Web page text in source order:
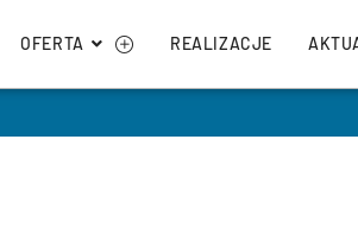
OFERTA REALIZACJE